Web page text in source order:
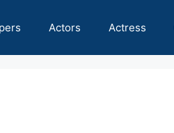
Actors Actress